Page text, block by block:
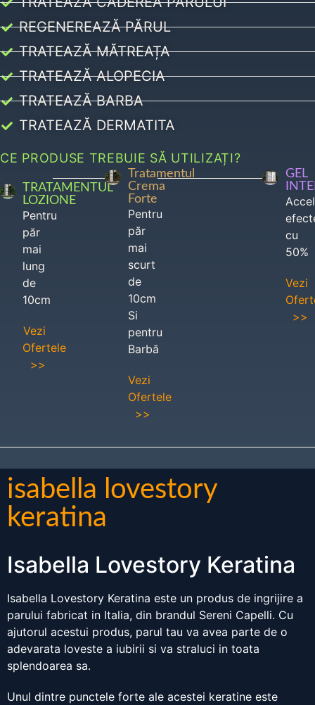
REGENEREAZĂ PĂRUL
TRATEAZĂ MĂTREAȚA
TRATEAZĂ ALOPECIA
TRATEAZĂ BARBA
TRATEAZĂ DERMATITA
CE PRODUSE TREBUIE SĂ UTILIZAȚI?
TRATAMENTUL
LOZIONE
Pentru
păr
mai
lung
de
10cm
Vezi
Ofertele
>>
Tratamentul
Crema
Forte
Pentru
păr
mai
scurt
de
10cm
Si
pentru
Barbă
Vezi
Ofertele
>>
GEL
cu
50%
Vezi
>>
isabella lovestory
keratina
Isabella Lovestory Keratina
Isabella Lovestory Keratina este un produs de ingrijire a
parului fabricat in Italia, din brandul Sereni Capelli. Cu
ajutorul acestui produs, parul tau va avea parte de o
adevarata loveste a iubirii si va straluci in toata
splendoarea sa.
Unul dintre punctele forte ale acestei keratine este